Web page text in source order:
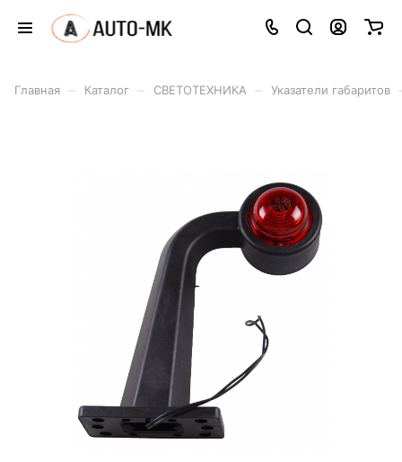
Главная Каталог СВЕТОТЕХНИКА Указатели габаритов